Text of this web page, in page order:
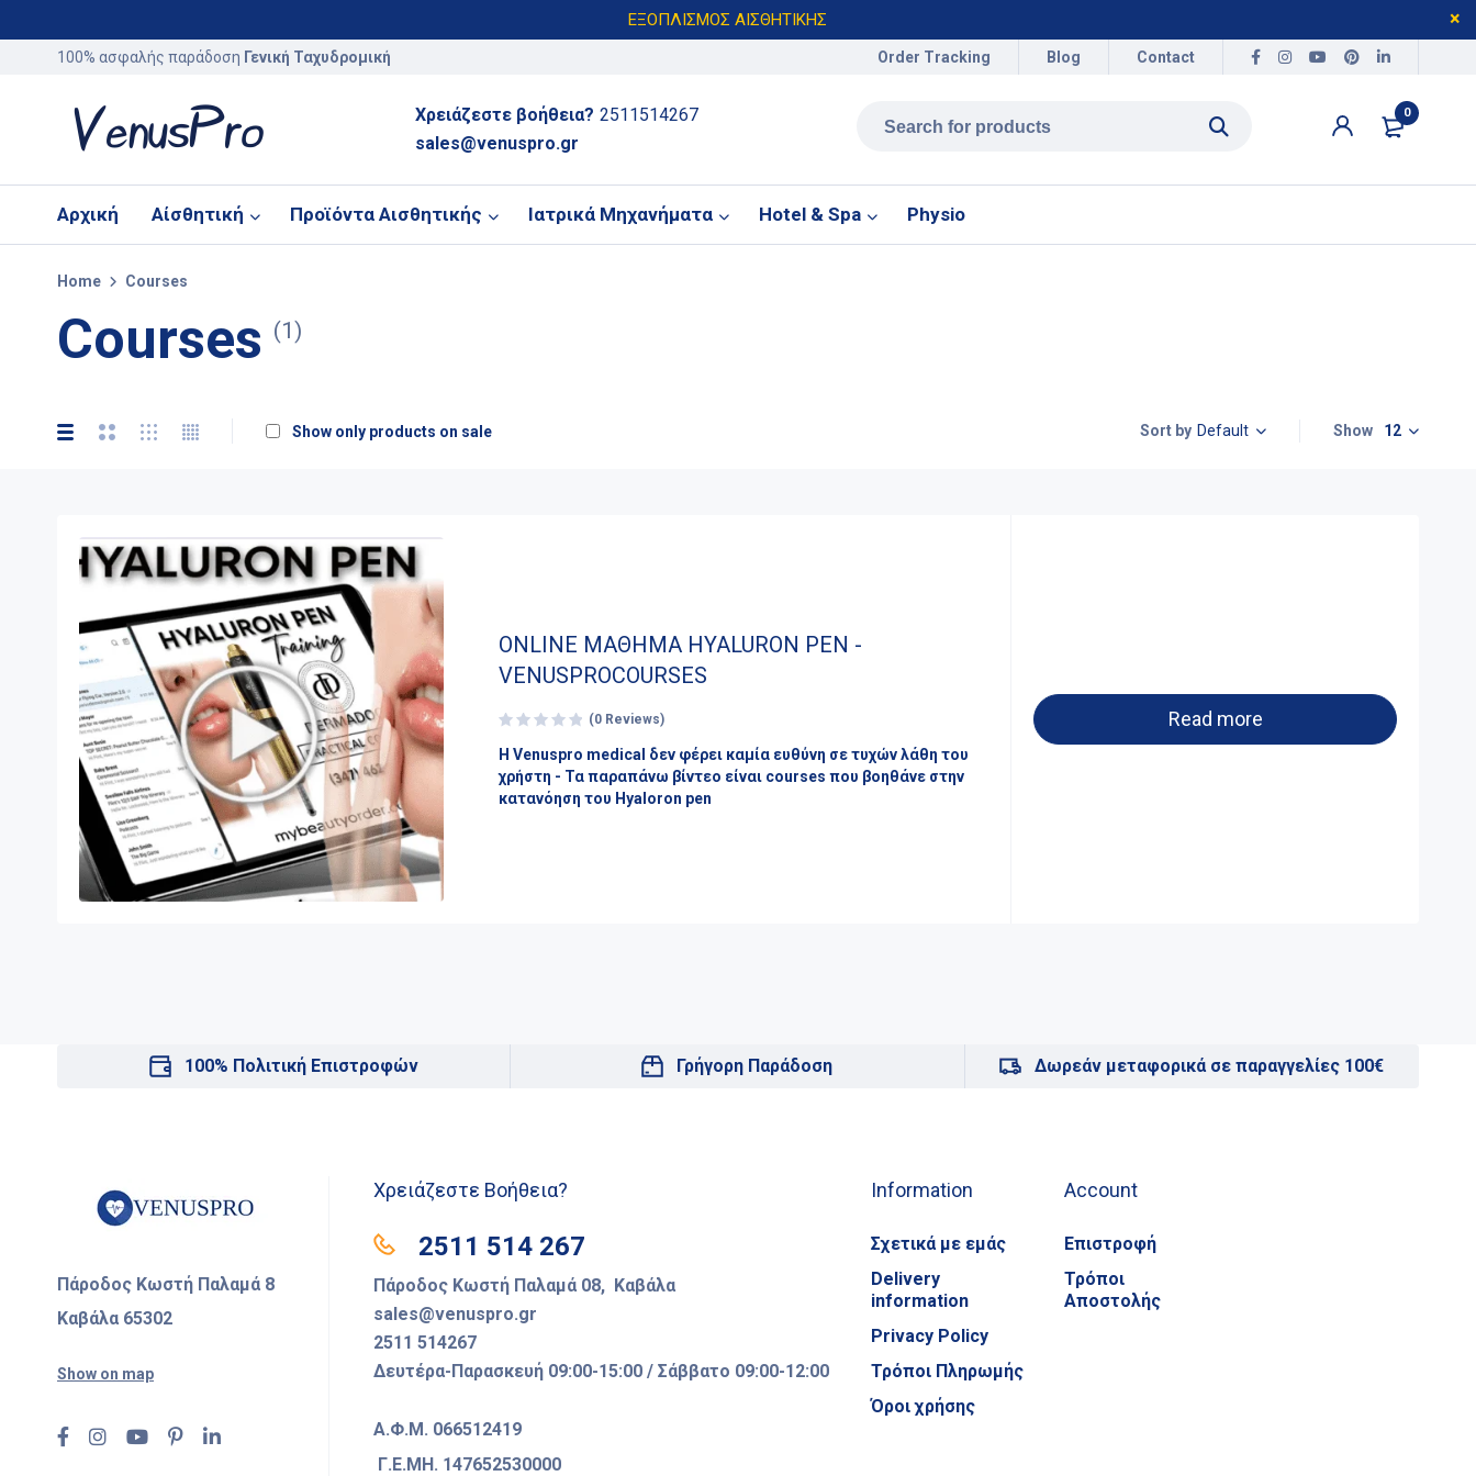
ΕΞΟΠΛΙΣΜΟΣ ΑΙΣΘΗΤΙΚΗΣ
100% ασφαλής παράδοση Γενική Ταχυδρομική Order Tracking Blog Contact
0
Χρειάζεστε βοήθεια? 2511514267
sales@venuspro.gr
Αρχική Αίσθητική Προϊόντα Αισθητικής Ιατρικά Μηχανήματα Hotel & Spa Physio
Home Courses
Courses (1)
Sort by Default
Show only products on sale Show 12
ONLINE ΜΑΘΗΜΑ HYALURON PEN -
VENUSPROCOURSES
(0 Reviews)
Η Venuspro medical δεν φέρει καμία ευθύνη σε τυχών λάθη του
χρήστη - Τα παραπάνω βίντεο είναι courses που βοηθάνε στην
κατανόηση του Hyaloron pen
Read more
100% Πολιτική Επιστροφών Γρήγορη Παράδοση Δωρεάν μεταφορικά σε παραγγελίες 100€
Πάροδος Κωστή Παλαμά 8
Καβάλα 65302
Show on map
Χρειάζεστε Βοήθεια?
2511 514 267
Πάροδος Κωστή Παλαμά 08, Καβάλα
sales@venuspro.gr
2511 514267
Δευτέρα-Παρασκευή 09:00-15:00 / Σάββατο 09:00-12:00
Α.Φ.Μ. 066512419
Γ.Ε.ΜΗ. 147652530000
Information
Σχετικά με εμάς
Delivery
information
Privacy Policy
Τρόποι Πληρωμής
Όροι χρήσης
Account
Επιστροφή
Τρόποι
Αποστολής